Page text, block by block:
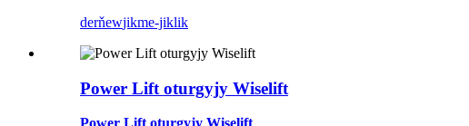
derňewjikme-jiklik
Power Lift oturgyjy Wiselift